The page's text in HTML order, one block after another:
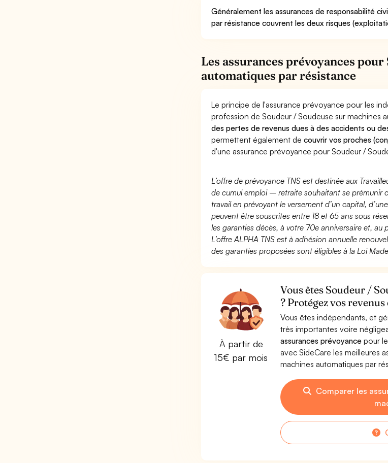
Généralement les assurances de responsabilité
par résistance couvrent les deux risques
Les assurances prévoyances
automatiques par résistance
Le principe de l'assurance prévoyance pour les
profession de Soudeur / Soudeuse sur machines
des pertes de revenus dues à des accidents ou
permettent également decouvrir vos proches
d'une assurance prévoyance pour Soudeur /
L’offre de prévoyance TNS est destinée aux
de cumul emploi – retraite souhaitant se prémunir
travail en prévoyant le versement d’un capital,
peuvent être souscrites entre 18 et 65 ans sous
les garanties décès, à votre 70e anniversaire et, au
L’offre ALPHA TNS est à adhésion annuelle
des garanties proposées sont éligibles à la Loi
À partir de
15€ par mois
Vous êtes Soudeur /
? Protégez vos
Vous êtes indépendants, et
très importantes voire
assurances prévoyancepour
avec SideCare les meilleures
machines automatiques par
Comparer les